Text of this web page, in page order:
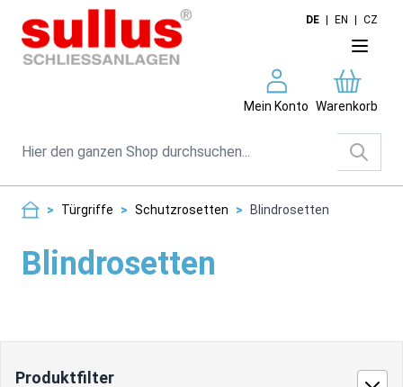
Direkt zum Inhalt
DE EN CZ
Mein Konto Warenkorb
Suche
> Türgriffe > Schutzrosetten > Blindrosetten
Blindrosetten
Produktfilter